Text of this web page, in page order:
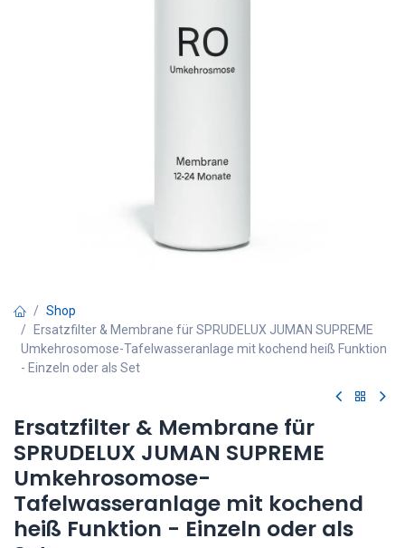
Shop
Ersatzfilter & Membrane für SPRUDELUX JUMAN SUPREME
Umkehrosomose-Tafelwasseranlage mit kochend heiß Funktion
- Einzeln oder als Set
Ersatzfilter & Membrane für
SPRUDELUX JUMAN SUPREME
Umkehrosomose-
Tafelwasseranlage mit kochend
heiß Funktion - Einzeln oder als